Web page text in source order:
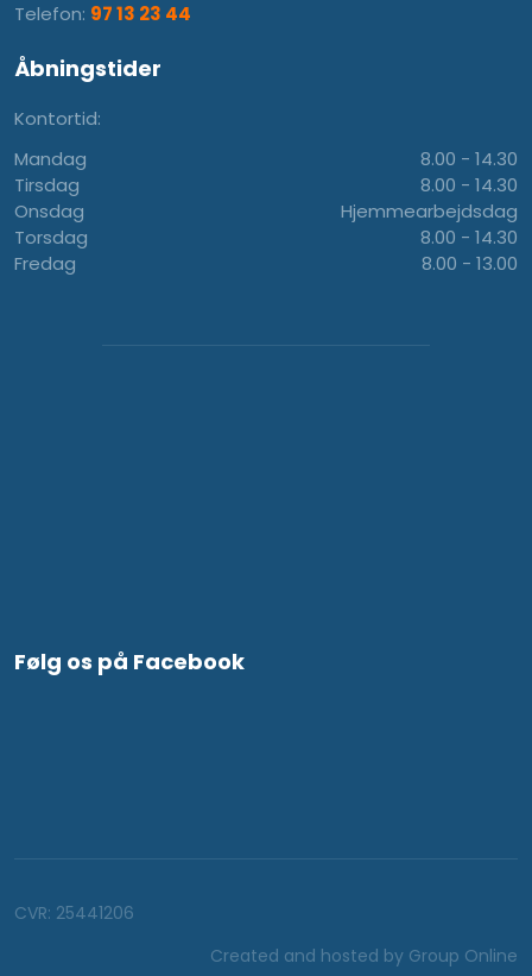
Telefon: 97 13 23 44
Åbningstider
Kontortid:
Mandag
​Tirsdag
Onsdag
Torsdag
Fredag
8.00 - 14.30​
8.00 - 14.30
Hjemmearbejdsdag
8.00 - 14.30
8.00 - 13.00
Følg os på Facebook
CVR​: 25441206
Created and hosted by Group Online